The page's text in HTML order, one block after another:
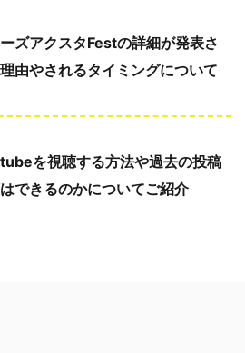
ズアクスタFestの詳細が発表さ
由やされるタイミングについて
を視聴する方法や過去の投稿
できるのかについてご紹介